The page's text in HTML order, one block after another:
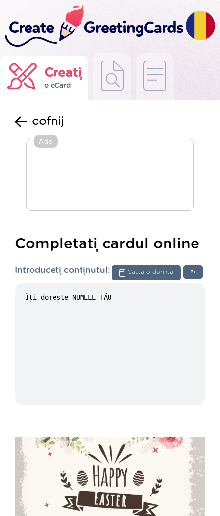
Creați
o eCard
cofnij
Ads
Completați cardul online
↻
Caută o dorință
Introduceți conținutul: